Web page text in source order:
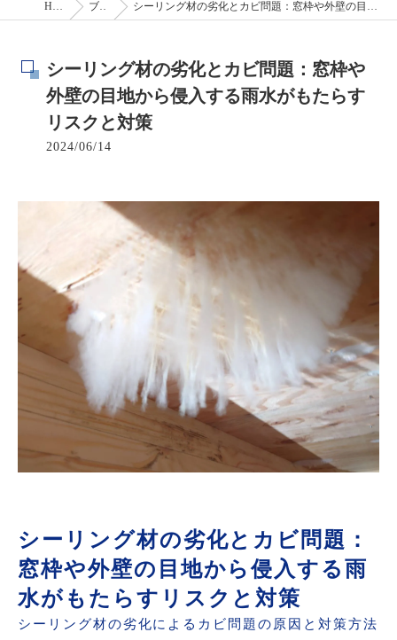
HOME ブログ シーリング材の劣化とカビ問題：窓枠や外壁の目地から侵入する雨水がもたらすリスクと対策
シーリング材の劣化とカビ問題：窓枠や
外壁の目地から侵入する雨水がもたらす
リスクと対策
2024/06/14
シーリング材の劣化とカビ問題：
窓枠や外壁の目地から侵入する雨
水がもたらすリスクと対策
シーリング材の劣化によるカビ問題の原因と対策方法